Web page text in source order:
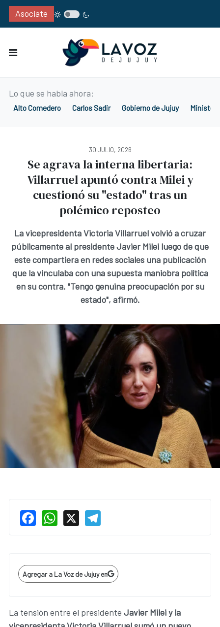
Asociate
Lo que se habla ahora:
Alto Comedero Carlos Sadir Gobierno de Jujuy
30 JULIO, 2026
Se agrava la interna libertaria:
Villarruel apuntó contra Milei y
cuestionó su "estado" tras un
polémico reposteo
La vicepresidenta Victoria Villarruel volvió a cruzar
públicamente al presidente Javier Milei luego de que
este compartiera en redes sociales una publicación
que la vinculaba con una supuesta maniobra política
en su contra. "Tengo genuina preocupación por su
estado", afirmó.
Facebook
WhatsApp
X
Agregar a La Voz de Jujuy en
La tensión entre el presidente Javier Milei y la